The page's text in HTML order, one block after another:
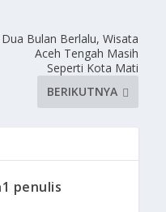
Dua Bulan Berlalu, Wisata
Aceh Tengah Masih
Seperti Kota Mati
BERIKUTNYA
penulis